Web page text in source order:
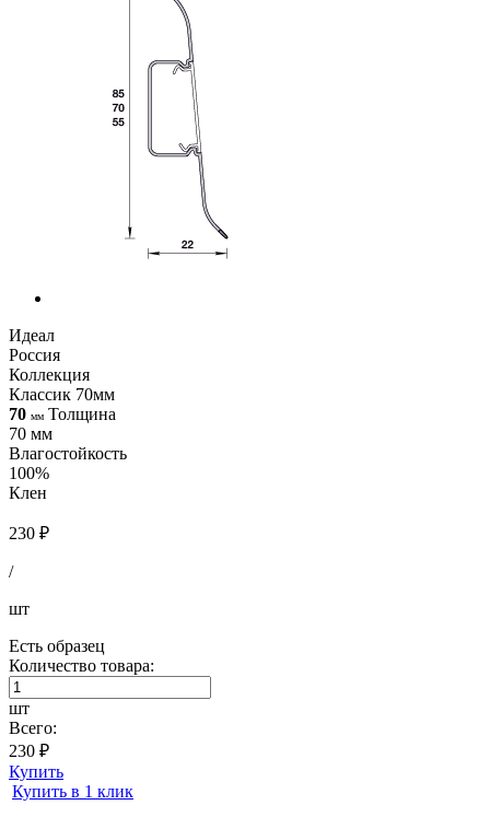
Идеал
Россия
Коллекция
Классик 70мм
70 мм Толщина
70 мм
Влагостойкость
100%
Клен
230 ₽
/
шт
Есть образец
Количество товара:
шт
Всего:
230 ₽
Купить
Купить в 1 клик